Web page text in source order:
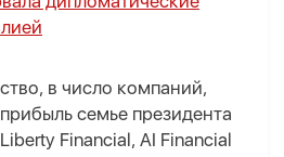
в число компаний,
семье президента
Financial, AI Financial